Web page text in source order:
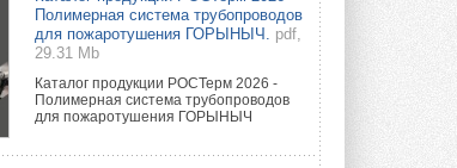
Полимерная система трубопроводов
для пожаротушения ГОРЫНЫЧ.
pdf,
29.31 Mb
Каталог продукции РОСТерм 2026 -
Полимерная система трубопроводов
для пожаротушения ГОРЫНЫЧ